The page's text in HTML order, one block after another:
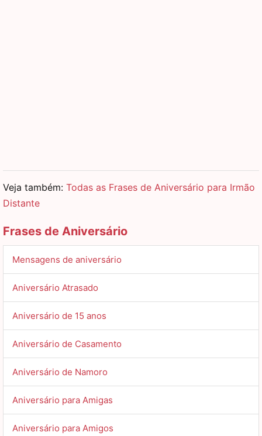
Veja também: Todas as Frases de Aniversário para Irmão
Distante
Frases de Aniversário
Mensagens de aniversário
Aniversário Atrasado
Aniversário de 15 anos
Aniversário de Casamento
Aniversário de Namoro
Aniversário para Amigas
Aniversário para Amigos